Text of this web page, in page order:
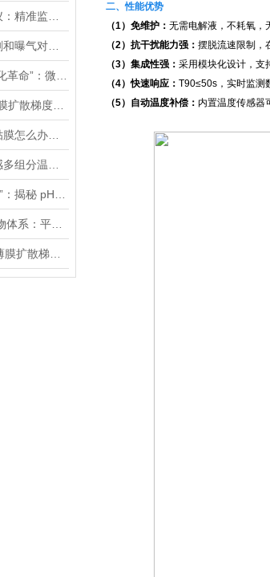
二、性能优势
（1）免维护： 无需电解液，不耗氧，
（2）抗干扰能力强： 摆脱流速限制，
（3）集成性强： 采用模块化设计，支
（4）快速响应： T90≤50s，实时监测
（5）自动温度补偿： 内置温度传感器